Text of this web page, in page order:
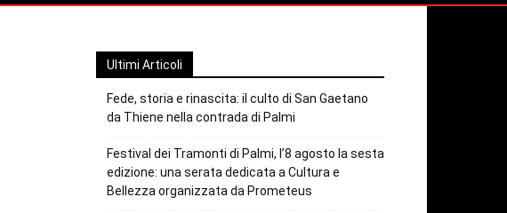
Ultimi Articoli
Fede, storia e rinascita: il culto di San Gaetano
da Thiene nella contrada di Palmi
Festival dei Tramonti di Palmi, l’8 agosto la sesta
edizione: una serata dedicata a Cultura e
Bellezza organizzata da Prometeus